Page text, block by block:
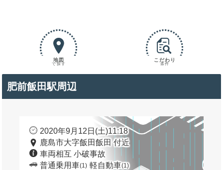
地図
で探す
こだわり
条件
肥前飯田駅周辺
2020年9月12日(土)11:18
鹿島市大字飯田飯田 付近
車両相互 小破事故
普通乗用車(1) 軽自動車(1)